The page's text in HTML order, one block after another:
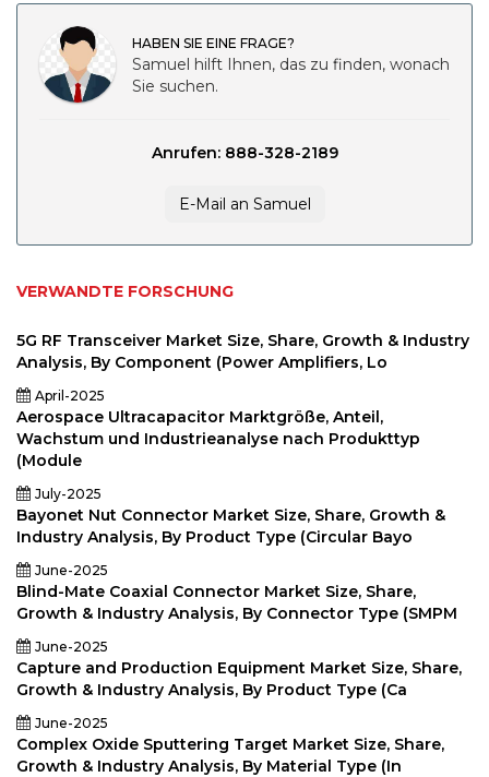
HABEN SIE EINE FRAGE?
Samuel hilft Ihnen, das zu finden, wonach
Sie suchen.
Anrufen: 888-328-2189
E-Mail an Samuel
VERWANDTE FORSCHUNG
5G RF Transceiver Market Size, Share, Growth & Industry
Analysis, By Component (Power Amplifiers, Lo
April-2025
Aerospace Ultracapacitor Marktgröße, Anteil,
Wachstum und Industrieanalyse nach Produkttyp
(Module
July-2025
Bayonet Nut Connector Market Size, Share, Growth &
Industry Analysis, By Product Type (Circular Bayo
June-2025
Blind-Mate Coaxial Connector Market Size, Share,
Growth & Industry Analysis, By Connector Type (SMPM
June-2025
Capture and Production Equipment Market Size, Share,
Growth & Industry Analysis, By Product Type (Ca
June-2025
Complex Oxide Sputtering Target Market Size, Share,
Growth & Industry Analysis, By Material Type (In